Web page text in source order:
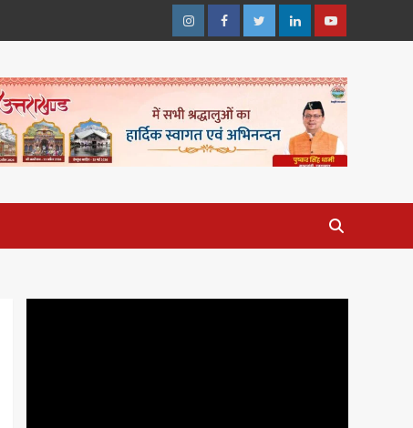
InstagramFacebookTwitterLinkedinYoutube